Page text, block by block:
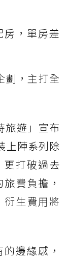
，單房差
劃，主打全
旅遊」宣布
上陣系列除
更打破過去
費負擔，
生費用將
邊緣感，